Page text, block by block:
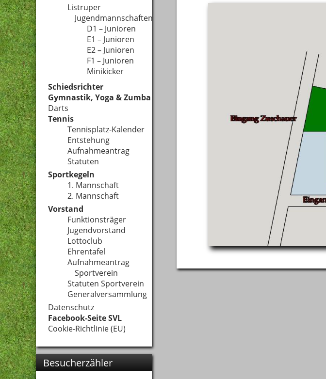
Listruper
Jugendmannschaften
D1 – Junioren
E1 – Junioren
E2 – Junioren
F1 – Junioren
Minikicker
Schiedsrichter
Gymnastik, Yoga & Zumba
Darts
Tennis
Tennisplatz-Kalender
Entstehung
Aufnahmeantrag
Statuten
Sportkegeln
1. Mannschaft
2. Mannschaft
Vorstand
Funktionsträger
Jugendvorstand
Lottoclub
Ehrentafel
Aufnahmeantrag
Sportverein
Statuten Sportverein
Generalversammlung
Datenschutz
Facebook-Seite SVL
Cookie-Richtlinie (EU)
Besucherzähler